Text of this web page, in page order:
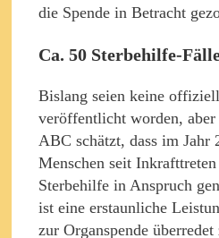
die Spende in Betracht
Ca. 50 Sterbehilfe-
Bislang seien keine
veröffentlicht worden,
ABC schätzt, dass im Jahr
Menschen seit Inkrafttreten
Sterbehilfe in Anspruch
ist eine erstaunliche
zur Organspende